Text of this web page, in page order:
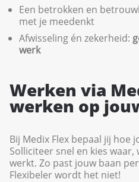
Een betrokken en
met je meedenkt
Afwisseling én zekerheid:
werk
Werken via
werken op
Bij Medix Flex bepaal jij hoe
Solliciteer snel en kies
werkt. Zo past jouw baan
Flexibeler wordt het niet!